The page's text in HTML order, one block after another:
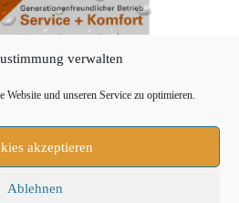
verwalten
und unseren Service zu optimieren.
akzeptieren
Ablehnen